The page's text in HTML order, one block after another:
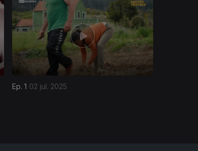
Ep. 1 02 jul. 2025